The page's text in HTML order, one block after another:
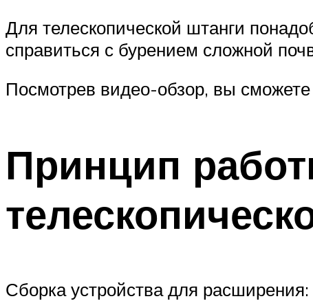
Для телескопической штанги
справиться с бурением сложной
Посмотрев видео-обзор, вы
Принцип
Сборка устройства для расширения: